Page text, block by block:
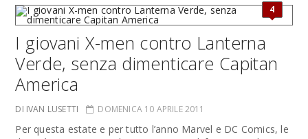
4
I giovani X-men contro Lanterna
Verde, senza dimenticare Capitan
America
DI IVAN LUSETTI DOMENICA 10 APRILE 2011
Per questa estate e per tutto l’anno Marvel e DC Comics, le